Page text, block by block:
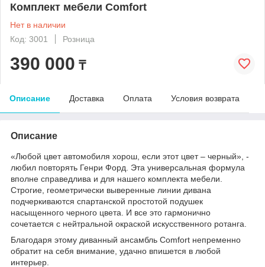
Комплект мебели Comfort
Нет в наличии
Код: 3001
Розница
390 000 ₸
Описание Доставка Оплата Условия возврата
Описание
«Любой цвет автомобиля хорош, если этот цвет – черный», -
любил повторять Генри Форд. Эта универсальная формула
вполне справедлива и для нашего комплекта мебели.
Строгие, геометрически выверенные линии дивана
подчеркиваются спартанской простотой подушек
насыщенного черного цвета. И все это гармонично
сочетается с нейтральной окраской искусственного ротанга.
Благодаря этому диванный ансамбль Comfort непременно
обратит на себя внимание, удачно впишется в любой
интерьер.